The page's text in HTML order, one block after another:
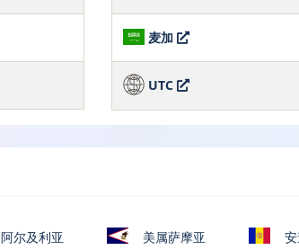
麦加
UTC
阿尔及利亚 美属萨摩亚